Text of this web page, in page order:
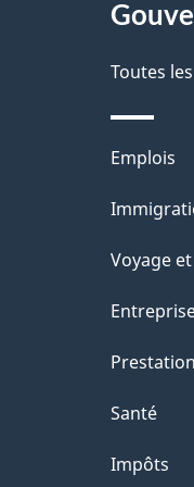
Toutes
Thèmes
et
Emplois
Voyage
Santé
Impôts